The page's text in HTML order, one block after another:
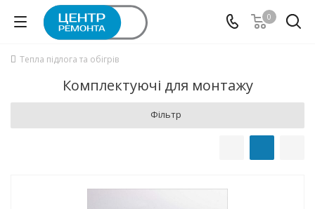
0
Тепла підлога та обігрів
Комплектуючі для монтажу
Фільтр